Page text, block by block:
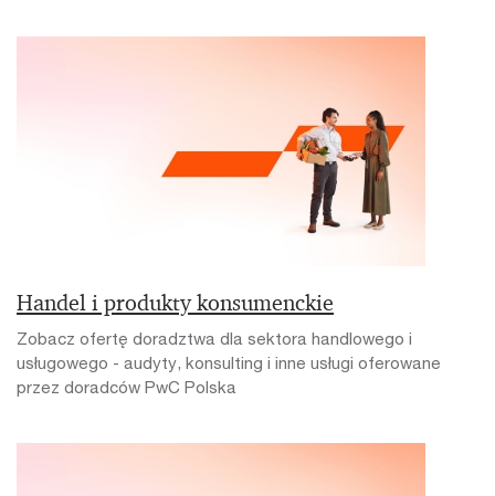
Handel i produkty konsumenckie
Zobacz ofertę doradztwa dla sektora handlowego i
usługowego - audyty, konsulting i inne usługi oferowane
przez doradców PwC Polska